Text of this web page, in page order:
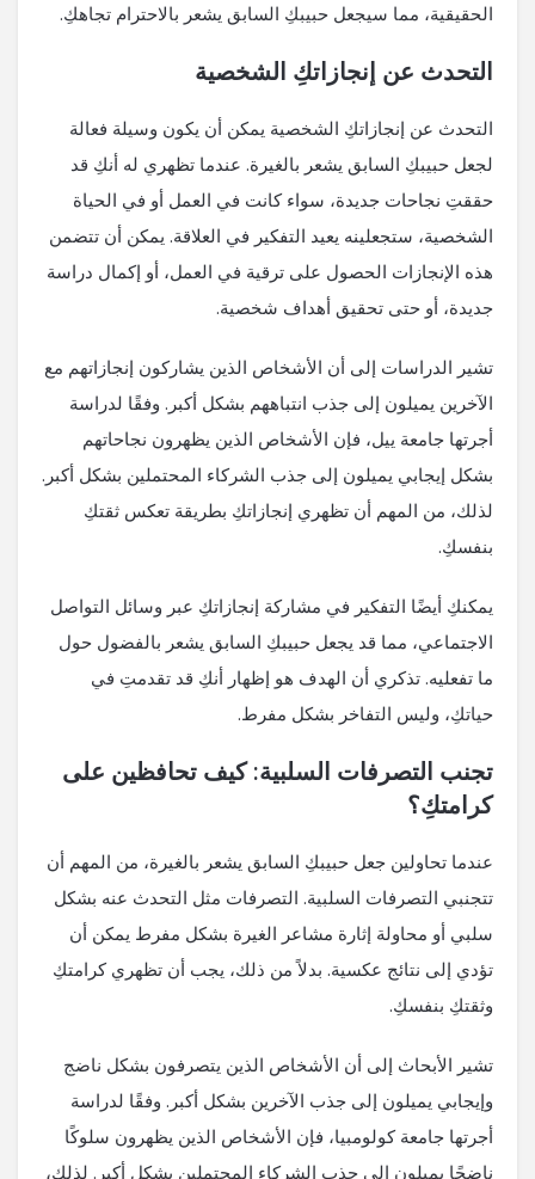
الحقيقية، مما سيجعل حبيبكِ السابق يشعر بالاحترام تجاهكِ.
التحدث عن إنجازاتكِ الشخصية
التحدث عن إنجازاتكِ الشخصية يمكن أن يكون وسيلة فعالة
لجعل حبيبكِ السابق يشعر بالغيرة. عندما تظهري له أنكِ قد
حققتِ نجاحات جديدة، سواء كانت في العمل أو في الحياة
الشخصية، ستجعلينه يعيد التفكير في العلاقة. يمكن أن تتضمن
هذه الإنجازات الحصول على ترقية في العمل، أو إكمال دراسة
جديدة، أو حتى تحقيق أهداف شخصية.
تشير الدراسات إلى أن الأشخاص الذين يشاركون إنجازاتهم مع
الآخرين يميلون إلى جذب انتباههم بشكل أكبر. وفقًا لدراسة
أجرتها جامعة ييل، فإن الأشخاص الذين يظهرون نجاحاتهم
بشكل إيجابي يميلون إلى جذب الشركاء المحتملين بشكل أكبر.
لذلك، من المهم أن تظهري إنجازاتكِ بطريقة تعكس ثقتكِ
بنفسكِ.
يمكنكِ أيضًا التفكير في مشاركة إنجازاتكِ عبر وسائل التواصل
الاجتماعي، مما قد يجعل حبيبكِ السابق يشعر بالفضول حول
ما تفعليه. تذكري أن الهدف هو إظهار أنكِ قد تقدمتِ في
حياتكِ، وليس التفاخر بشكل مفرط.
تجنب التصرفات السلبية: كيف تحافظين على
كرامتكِ؟
عندما تحاولين جعل حبيبكِ السابق يشعر بالغيرة، من المهم أن
تتجنبي التصرفات السلبية. التصرفات مثل التحدث عنه بشكل
سلبي أو محاولة إثارة مشاعر الغيرة بشكل مفرط يمكن أن
تؤدي إلى نتائج عكسية. بدلاً من ذلك، يجب أن تظهري كرامتكِ
وثقتكِ بنفسكِ.
تشير الأبحاث إلى أن الأشخاص الذين يتصرفون بشكل ناضج
وإيجابي يميلون إلى جذب الآخرين بشكل أكبر. وفقًا لدراسة
أجرتها جامعة كولومبيا، فإن الأشخاص الذين يظهرون سلوكًا
ناضجًا يميلون إلى جذب الشركاء المحتملين بشكل أكبر. لذلك،